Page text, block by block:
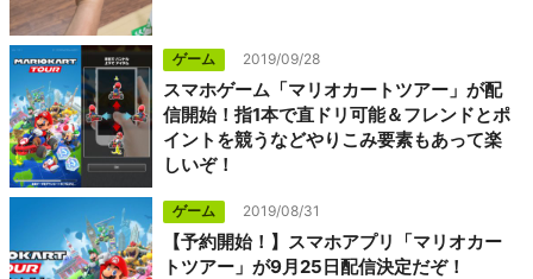
ゲーム 2019/09/28
スマホゲーム「マリオカートツアー」が配
信開始！指1本で直ドリ可能＆フレンドとポ
イントを競うなどやりこみ要素もあって楽
しいぞ！
ゲーム 2019/08/31
【予約開始！】スマホアプリ「マリオカー
トツアー」が9月25日配信決定だぞ！